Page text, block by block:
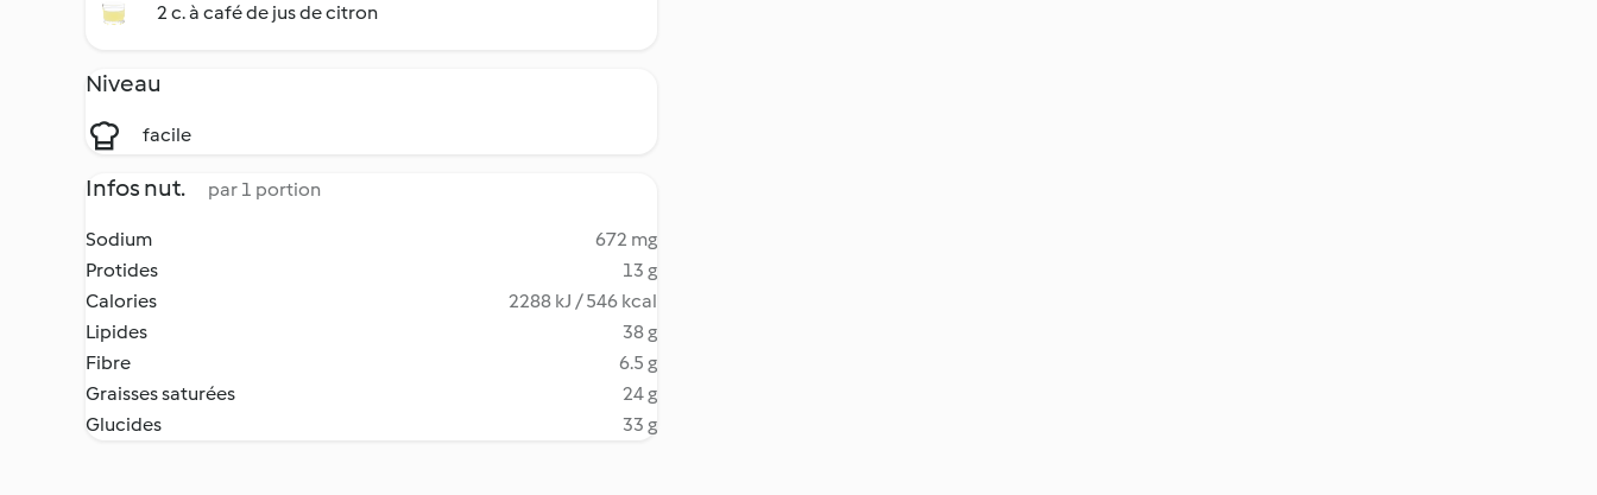
2 c. à café de jus de citron
Niveau
facile
Infos nut. par 1 portion
Sodium
672 mg
Protides
13 g
Calories
2288 kJ / 546 kcal
Lipides
38 g
Fibre
6.5 g
Graisses saturées
24 g
Glucides
33 g